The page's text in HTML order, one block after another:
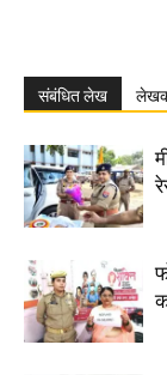
संबंधित लेख